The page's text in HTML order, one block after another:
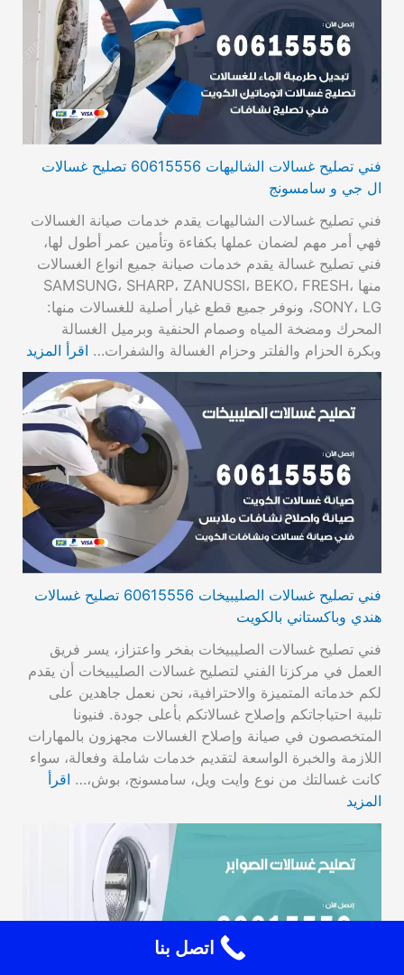
فني تصليح غسالات الشاليهات 60615556 تصليح غسالات
ال جي و سامسونج
فني تصليح غسالات الشاليهات يقدم خدمات صيانة الغسالات
فهي أمر مهم لضمان عملها بكفاءة وتأمين عمر أطول لها،
فني تصليح غسالة يقدم خدمات صيانة جميع انواع الغسالات
منها SAMSUNG، SHARP، ZANUSSI، BEKO، FRESH،
SONY، LG، ونوفر جميع قطع غيار أصلية للغسالات منها:
المحرك ومضخة المياه وصمام الحنفية وبرميل الغسالة
وبكرة الحزام والفلتر وحزام الغسالة والشفرات… اقرأ المزيد
فني تصليح غسالات الصليبيخات 60615556 تصليح غسالات
هندي وباكستاني بالكويت
فني تصليح غسالات الصليبيخات بفخر واعتزاز، يسر فريق
العمل في مركزنا الفني لتصليح غسالات الصليبيخات أن يقدم
لكم خدماته المتميزة والاحترافية، نحن نعمل جاهدين على
تلبية احتياجاتكم وإصلاح غسالاتكم بأعلى جودة. فنيونا
المتخصصون في صيانة وإصلاح الغسالات مجهزون بالمهارات
اللازمة والخبرة الواسعة لتقديم خدمات شاملة وفعالة، سواء
كانت غسالتك من نوع وايت ويل، سامسونج، بوش،… اقرأ
المزيد
اتصل بنا